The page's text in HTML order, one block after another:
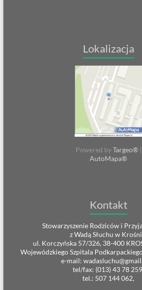
Lokalizacja
Powered byTargeo®|
AutoMapa®
Kontakt
Stowarzyszenie Rodziców i
z Wadą Słuchu w
ul. Korczyńska 57/326, 38-400
Wojewódzkiego Szpitala
e-mail:
tel/fax: (013) 43 78
tel.: 507 144 062,